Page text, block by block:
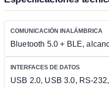
COMUNICACIÓN INALÁMBRICA
Bluetooth 5.0 + BLE,
INTERFACES DE DATOS
USB 2.0, USB 3.0, RS-